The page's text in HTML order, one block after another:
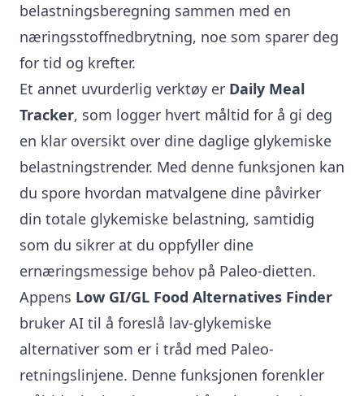
belastningsberegning sammen med en
næringsstoffnedbrytning, noe som sparer deg
for tid og krefter.
Et annet uvurderlig verktøy er Daily Meal
Tracker, som logger hvert måltid for å gi deg
en klar oversikt over dine daglige glykemiske
belastningstrender. Med denne funksjonen kan
du spore hvordan matvalgene dine påvirker
din totale glykemiske belastning, samtidig
som du sikrer at du oppfyller dine
ernæringsmessige behov på Paleo-dietten.
Appens Low GI/GL Food Alternatives Finder
bruker AI til å foreslå lav-glykemiske
alternativer som er i tråd med Paleo-
retningslinjene. Denne funksjonen forenkler